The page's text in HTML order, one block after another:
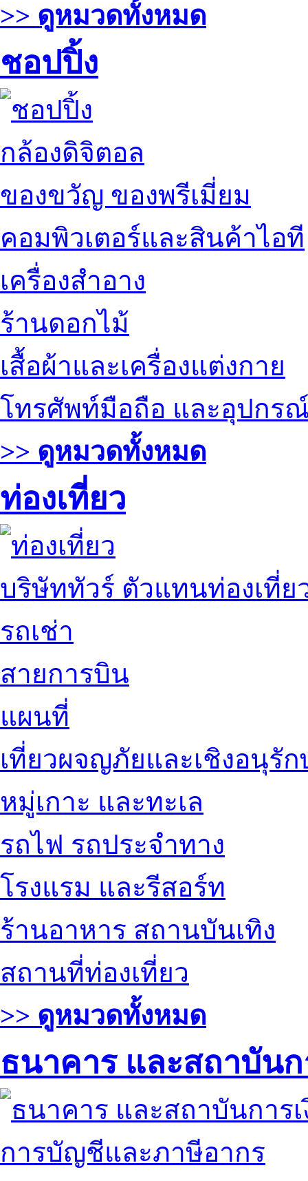
>> ดูหมวดทั้งหมด
ชอปปิ้ง
กล้องดิจิตอล
ของขวัญ ของพรีเมี่ยม
คอมพิวเตอร์และสินค้าไอที
เครื่องสำอาง
ร้านดอกไม้
เสื้อผ้าและเครื่องแต่งกาย
โทรศัพท์มือถือ และอุปกร
>> ดูหมวดทั้งหมด
ท่องเที่ยว
บริษัททัวร์ ตัวแทนท่องเที่ย
รถเช่า
สายการบิน
แผนที่
เที่ยวผจญภัยและเชิงอนุรัก
หมู่เกาะ และทะเล
รถไฟ รถประจำทาง
โรงแรม และรีสอร์ท
ร้านอาหาร สถานบันเทิง
สถานที่ท่องเที่ยว
>> ดูหมวดทั้งหมด
ธนาคาร และสถาบันก
การบัญชีและภาษีอากร